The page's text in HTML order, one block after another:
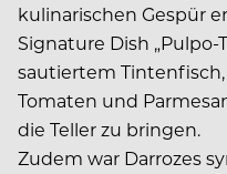
kulinarischen Gespür
Signature Dish
sautiertem
Tomaten und
die Teller zu bringen.
Zudem war Darrozes